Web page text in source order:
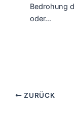
Bedrohung
oder…
ZURÜCK